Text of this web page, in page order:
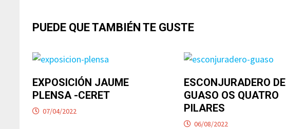
PUEDE QUE TAMBIÉN TE GUSTE
EXPOSICIÓN JAUME
PLENSA -CERET
07/04/2022
ESCONJURADERO DE
GUASO OS QUATRO
PILARES
06/08/2022